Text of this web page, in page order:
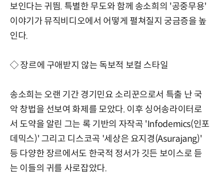
보인다는 귀띔. 특별한 무도와 함께 송소희의 '공중무용'
이야기가 뮤직비디오에서 어떻게 펼쳐질지 궁금증을 높
인다.
◇ 장르에 구애받지 않는 독보적 보컬 스타일
송소희는 오랜 기간 경기민요 소리꾼으로서 특출 난 국
악 창법을 선보여 화제를 모았다. 이후 싱어송라이터로
서 도약을 알린 그는 록 기반의 자작곡 'Infodemics(인포
데믹스)' 그리고 디스코곡 '세상은 요지경(Asurajang)'
등 다양한 장르에서도 한국적 정서가 깃든 보이스로 듣
는 이들의 귀를 사로잡았다.